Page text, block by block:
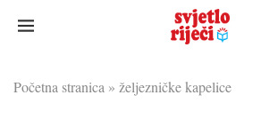
Početna stranica » željezničke kapelice